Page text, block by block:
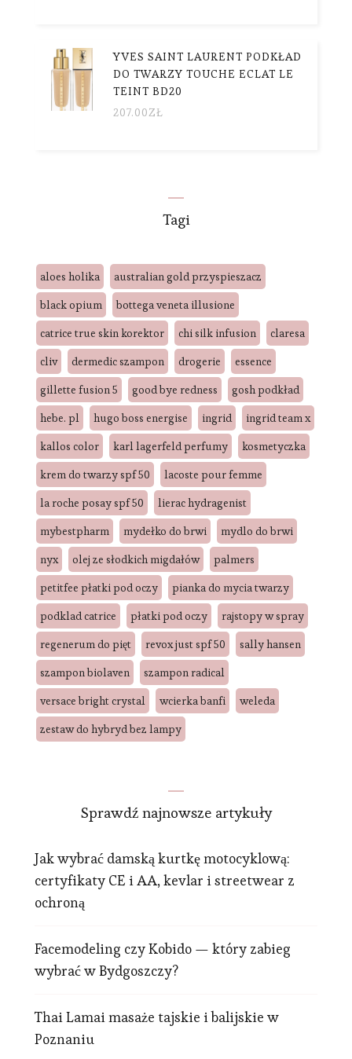
YVES SAINT LAURENT PODKŁAD
DO TWARZY TOUCHE ECLAT LE
TEINT BD20
207.00ZŁ
Tagi
aloes holika
australian gold przyspieszacz
black opium
bottega veneta illusione
catrice true skin korektor
chi silk infusion
claresa
cliv
dermedic szampon drogerie
essence
gillette fusion 5
good bye redness
gosh podkład
hebe. pl
hugo boss energise ingrid
ingrid team x
kallos color
karl lagerfeld perfumy
kosmetyczka
krem do twarzy spf 50
lacoste pour femme
la roche posay spf 50
lierac hydragenist
mybestpharm
mydełko do brwi
mydlo do brwi
nyx
olej ze słodkich migdałów
palmers
petitfee płatki pod oczy
pianka do mycia twarzy
podklad catrice
płatki pod oczy
rajstopy w spray
regenerum do pięt
revox just spf 50
sally hansen
szampon biolaven
szampon radical
versace bright crystal
wcierka banfi
weleda
zestaw do hybryd bez lampy
Sprawdź najnowsze artykuły
Jak wybrać damską kurtkę motocyklową:
certyfikaty CE i AA, kevlar i streetwear z
ochroną
Facemodeling czy Kobido — który zabieg
wybrać w Bydgoszczy?
Thai Lamai masaże tajskie i balijskie w
Poznaniu